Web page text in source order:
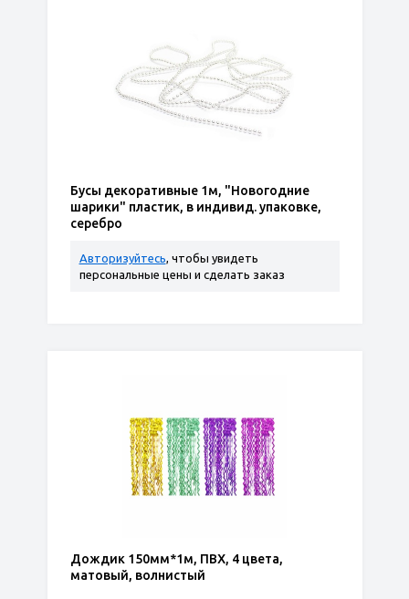
Бусы декоративные 1м, "Новогодние
шарики" пластик, в индивид. упаковке,
серебро
Авторизуйтесь, чтобы увидеть
персональные цены и сделать заказ
Дождик 150мм*1м, ПВХ, 4 цвета,
матовый, волнистый